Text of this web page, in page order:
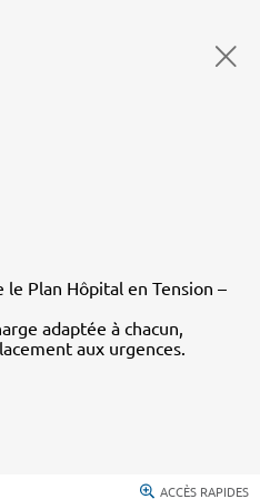
Plan Hôpital en Tension –
adaptée à chacun,
aux urgences.
ACCÈS RAPIDES